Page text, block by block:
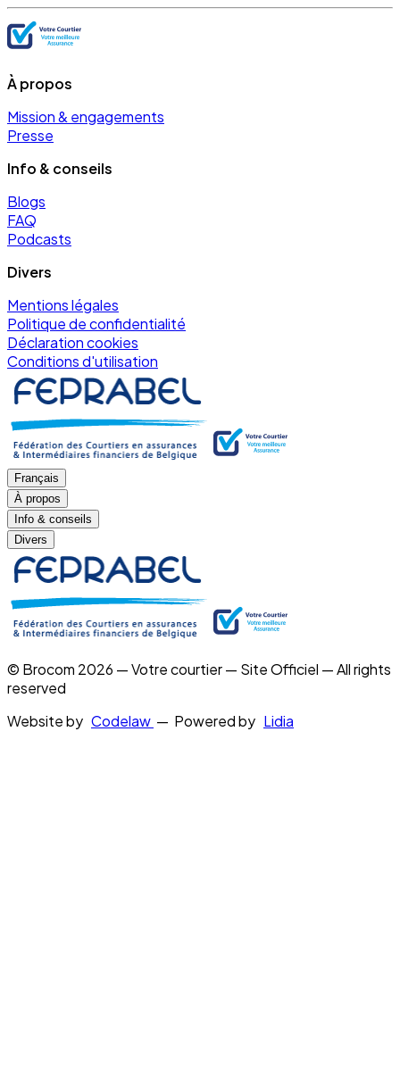
À propos
Mission & engagements
Presse
Info & conseils
Blogs
FAQ
Podcasts
Divers
Mentions légales
Politique de confidentialité
Déclaration cookies
Conditions d'utilisation
Français
À propos
Info & conseils
Divers
© Brocom 2026 — Votre courtier — Site Officiel — All rights
reserved
Website by Codelaw — Powered by Lidia